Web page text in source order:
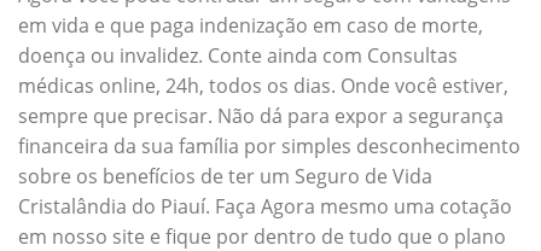
em vida e que paga indenização em caso de morte,
doença ou invalidez. Conte ainda com Consultas
médicas online, 24h, todos os dias. Onde você estiver,
sempre que precisar. Não dá para expor a segurança
financeira da sua família por simples desconhecimento
sobre os benefícios de ter um Seguro de Vida
Cristalândia do Piauí. Faça Agora mesmo uma cotação
em nosso site e fique por dentro de tudo que o plano